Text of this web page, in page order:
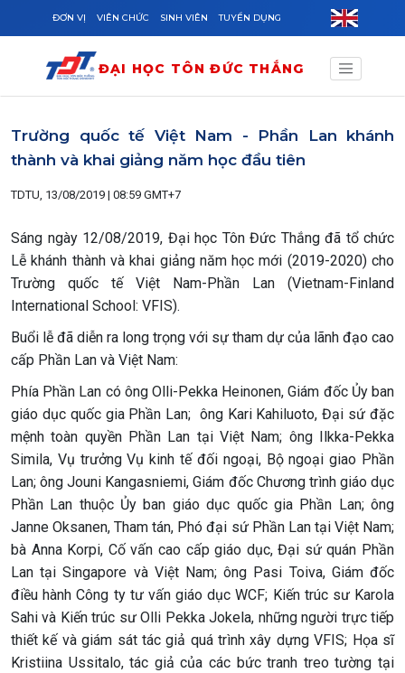
Skip to main content
ĐƠN VỊ VIÊN CHỨC SINH VIÊN TUYỂN DỤNG
ĐẠI HỌC TÔN ĐỨC THẮNG
Trường quốc tế Việt Nam - Phần Lan khánh
thành và khai giảng năm học đầu tiên
TDTU, 13/08/2019 | 08:59 GMT+7
Sáng ngày 12/08/2019, Đại học Tôn Đức Thắng đã tổ chức
Lễ khánh thành và khai giảng năm học mới (2019-2020) cho
Trường quốc tế Việt Nam-Phần Lan (Vietnam-Finland
International School: VFIS).
Buổi lễ đã diễn ra long trọng với sự tham dự của lãnh đạo cao
cấp Phần Lan và Việt Nam:
Phía Phần Lan có ông Olli-Pekka Heinonen, Giám đốc Ủy ban
giáo dục quốc gia Phần Lan; ông Kari Kahiluoto, Đại sứ đặc
mệnh toàn quyền Phần Lan tại Việt Nam; ông Ilkka-Pekka
Simila, Vụ trưởng Vụ kinh tế đối ngoại, Bộ ngoại giao Phần
Lan; ông Jouni Kangasniemi, Giám đốc Chương trình giáo dục
Phần Lan thuộc Ủy ban giáo dục quốc gia Phần Lan; ông
Janne Oksanen, Tham tán, Phó đại sứ Phần Lan tại Việt Nam;
bà Anna Korpi, Cố vấn cao cấp giáo dục, Đại sứ quán Phần
Lan tại Singapore và Việt Nam; ông Pasi Toiva, Giám đốc
điều hành Công ty tư vấn giáo dục WCF; Kiến trúc sư Karola
Sahi và Kiến trúc sư Olli Pekka Jokela, những người trực tiếp
thiết kế và giám sát tác giả quá trình xây dựng VFIS; Họa sĩ
Kristiina Ussitalo, tác giả của các bức tranh treo tường tại